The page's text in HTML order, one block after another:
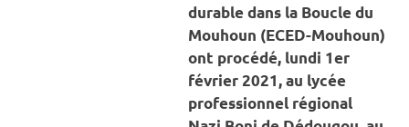
durable dans la Boucle du
Mouhoun (ECED-Mouhoun)
ont procédé, lundi 1er
février 2021, au lycée
professionnel régional